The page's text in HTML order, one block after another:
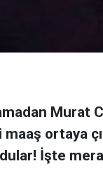
Murat
maaş
İşte